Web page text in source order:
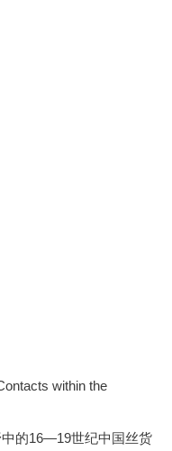
within the
的16—19世纪中国丝货